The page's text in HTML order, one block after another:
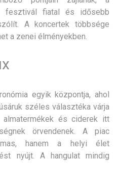
fesztivál fiatal és idősebb
A koncertek többsége
a zenei élményekben.
egyik központja, ahol
széles választéka várja
almatermékek és ciderek itt
örvendenek. A piac
hanem a helyi élet
nyújt. A hangulat mindig